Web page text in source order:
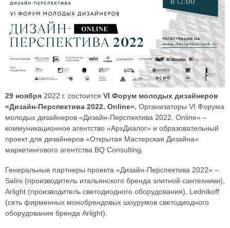
29 ноября 2022 г. состоится VI Форум молодых дизайнеров
«Дизайн-Перспектива 2022. Online». Организаторы VI Форума
молодых дизайнеров «Дизайн-Перспектива 2022. Online» –
коммуникационное агентство «АрхДиалог» и образовательный
проект для дизайнеров «Открытая Мастерская Дизайна»
маркетингового агентства BQ Consulting.
Генеральные партнеры проекта «Дизайн-Перспектива 2022» –
Salini (производитель итальянского бренда элитной сантехники),
Arlight (производитель светодиодного оборудования), Lednikoff
(сеть фирменных монобрендовых шоурумов светодиодного
оборудования бренда Arlight).